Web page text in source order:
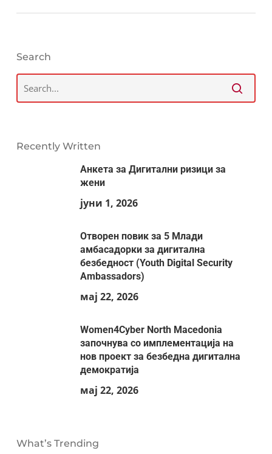
Search
Recently Written
Анкета за Дигитални ризици за
жени
јуни 1, 2026
Отворен повик за 5 Млади
амбасадорки за дигитална
безбедност (Youth Digital Security
Ambassadors)
мај 22, 2026
Women4Cyber North Macedonia
започнува со имплементација на
нов проект за безбедна дигитална
демократија
мај 22, 2026
What’s Trending